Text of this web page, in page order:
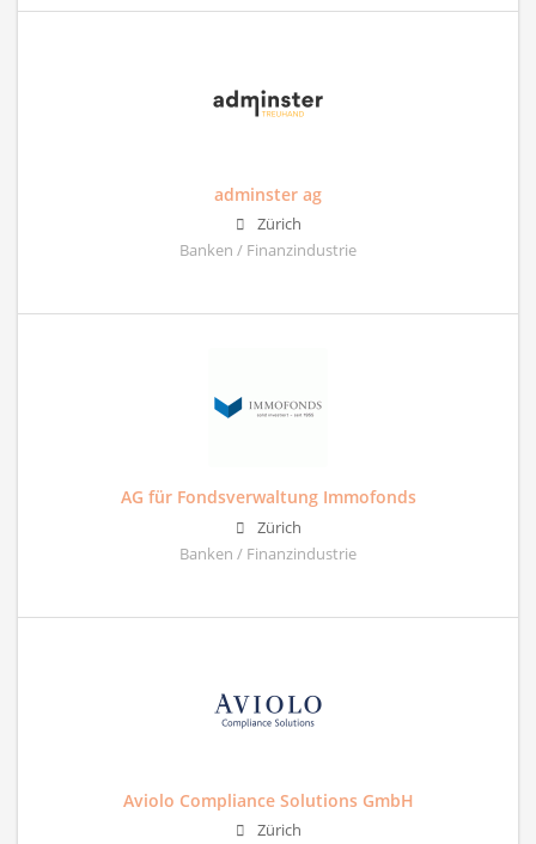
adminster ag
Zürich
Banken / Finanzindustrie
AG für Fondsverwaltung Immofonds
Zürich
Banken / Finanzindustrie
Aviolo Compliance Solutions GmbH
Zürich